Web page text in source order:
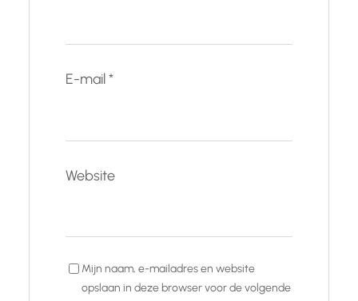
E-mail*
Website
Mijn naam, e-mailadres en website
opslaan in deze browser voor de volgende